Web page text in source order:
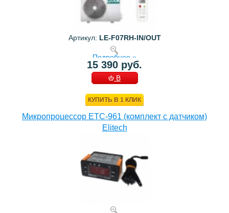
Артикул: LE-F07RH-IN/OUT
Подробнее »
15 390 руб.
В
КУПИТЬ В 1 КЛИК
Микропроцессор ETC-961 (комплект c датчиком)
Elitech